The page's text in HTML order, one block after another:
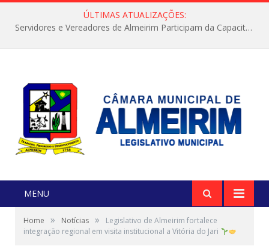
ÚLTIMAS ATUALIZAÇÕES:
Servidores e Vereadores de Almeirim Participam da Capacitação “Orientar é a Nossa Missão”
MENU
Home » Notícias »
Legislativo de Almeirim fortalece
integração regional em visita institucional a Vitória do Jari